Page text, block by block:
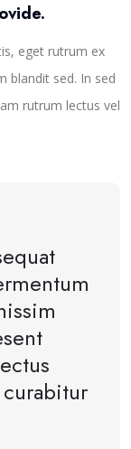
eget rutrum ex
blandit sed. In sed
rutrum lectus vel